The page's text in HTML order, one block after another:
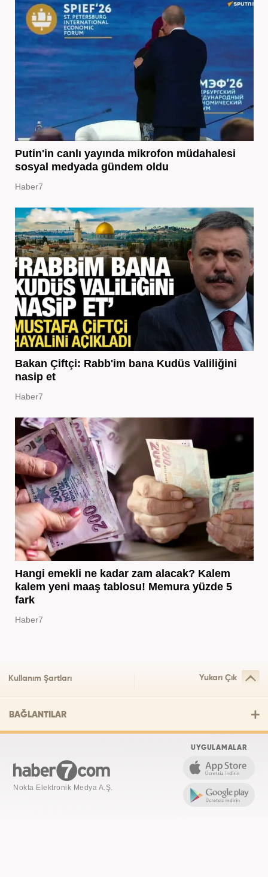
Putin'in canlı yayında mikrofon müdahalesi
sosyal medyada gündem oldu
Haber7
Bakan Çiftçi: Rabb'im bana Kudüs Valiliğini
nasip et
Haber7
Hangi emekli ne kadar zam alacak? Kalem
kalem yeni maaş tablosu! Memura yüzde 5
fark
Haber7
Kullanım Şartları Yukarı Çık
BAĞLANTILAR
Nokta Elektronik Medya A.Ş.
UYGULAMALAR